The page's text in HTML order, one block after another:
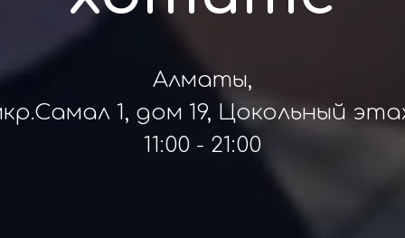
Алматы,
1, дом 19, Цокольный
11:00 - 21:00